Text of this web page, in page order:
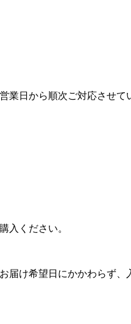
業日から順次ご対応させて
入ください。
け希望日にかかわらず、